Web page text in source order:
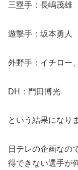
三塁手：長嶋茂雄
遊撃手：坂本勇人
外野手：イチロー
DH：門田博光
という結果になり
日テレの企画なの
得できない選手が